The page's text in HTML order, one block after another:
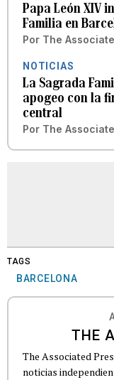
Papa León XIV
Familia en
Por The
NOTICIAS
La Sagrada
apogeo con la
central
Por The
TAGS
BARCELONA
THE
The Associated
noticias